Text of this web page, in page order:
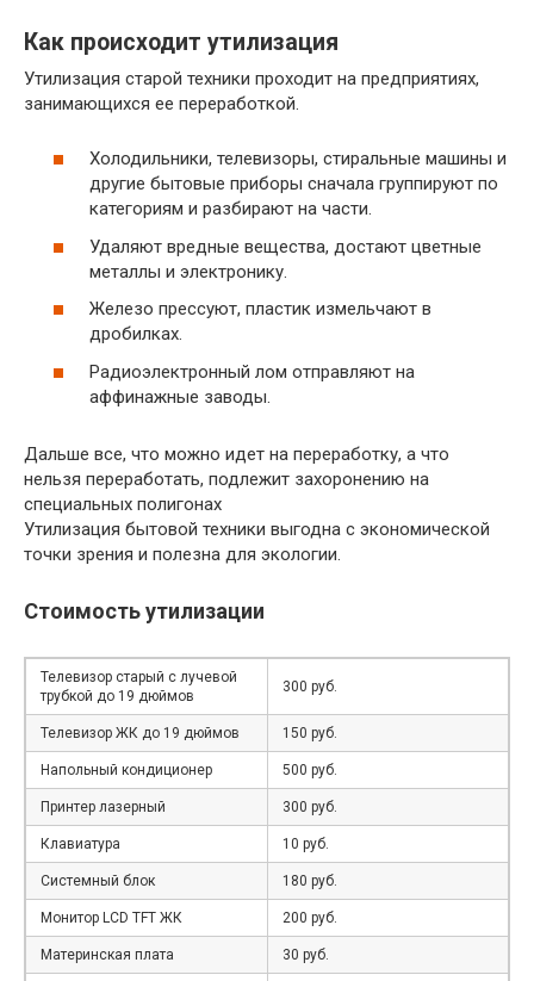
Как происходит утилизация
Утилизация старой техники проходит на предприятиях,
занимающихся ее переработкой.
Холодильники, телевизоры, стиральные машины и
другие бытовые приборы сначала группируют по
категориям и разбирают на части.
Удаляют вредные вещества, достают цветные
металлы и электронику.
Железо прессуют, пластик измельчают в
дробилках.
Радиоэлектронный лом отправляют на
аффинажные заводы.
Дальше все, что можно идет на переработку, а что
нельзя переработать, подлежит захоронению на
специальных полигонах
Утилизация бытовой техники выгодна с экономической
точки зрения и полезна для экологии.
Стоимость утилизации
Телевизор старый с лучевой
трубкой до 19 дюймов
300 руб.
Телевизор ЖК до 19 дюймов 150 руб.
Напольный кондиционер 500 руб.
Принтер лазерный 300 руб.
Клавиатура 10 руб.
Системный блок 180 руб.
Монитор LCD TFT ЖК 200 руб.
Материнская плата 30 руб.